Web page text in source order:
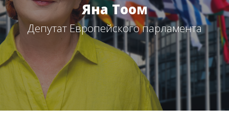
Яна Тоом
Депутат Европейского парламента